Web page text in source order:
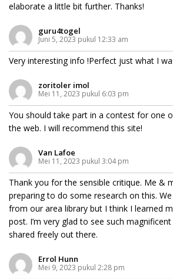
elaborate a little bit further. Thanks!
guru4togel
Juni 5, 2023 pukul 12:33 am
Very interesting info !Perfect just what I
zoritoler imol
Mei 11, 2023 pukul 6:03 pm
You should take part in a contest for one
the web. I will recommend this site!
Van Lafoe
Mei 11, 2023 pukul 3:04 pm
Thank you for the sensible critique. Me &
preparing to do some research on this.
from our area library but I think I learned
post. I’m very glad to see such
shared freely out there.
Errol Hunn
Mei 9, 2023 pukul 2:28 pm